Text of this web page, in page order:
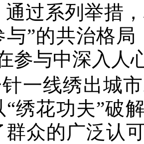
通过系列举措
与”的共治格
参与中深入人
一线绣出城
“绣花功夫”破
群众的广泛认